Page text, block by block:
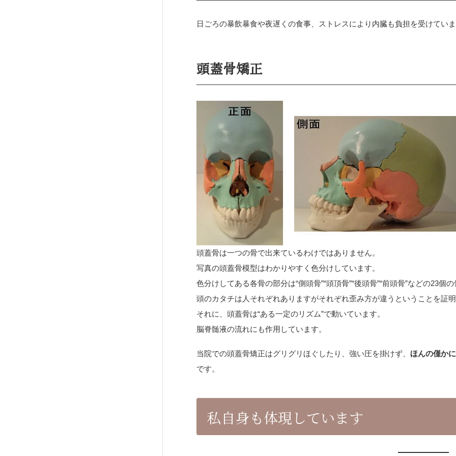
日ごろの暴飲暴食や夜遅くの食事、ストレスにより内臓も負担を受けてい
頭蓋骨矯正
頭蓋骨は一つの骨で出来ているわけではありません。
写真の頭蓋骨模型はわかりやすく色分けしています。
色分けしてある各骨の部分は“側頭骨”“頭頂骨”“後頭骨”“前頭骨”などの23
頭のカタチは人それぞれありますがそれぞれ歪み方が違うということを証
それに、頭蓋骨は“ある一定のリズム”で動いています。
脳脊髄液の流れにも作用しています。
当院での頭蓋骨矯正はグリグリほぐしたり、強い圧を掛けず、ほんの僅か
です。
私自身も体現しています